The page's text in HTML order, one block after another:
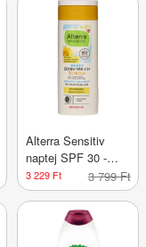
Alterra Sensitiv
naptej SPF 30 -
200ml
3 229 Ft 3 799 Ft